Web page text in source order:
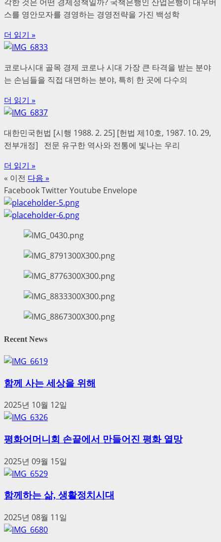
스를 영안모자를 경영하는 경영전략을 가진 백성학
더 읽기 »
코로나시대 골목 경제 코로나 시대 가장 큰 타격을 받는 분야
는 손님들을 직접 대면하는 분야, 특히 한 곳에 다수의
더 읽기 »
대한민국헌법 [시행 1988. 2. 25] [헌법 제10호, 1987. 10. 29,
전부개정] 전문 유구한 역사와 전통에 빛나는 우리
더 읽기 »
« 이전 다음 »
FacebookTwitterYoutube Envelope
Recent News
함께 사는 세상을 위해
2025년 10월 12일
평화어머니회 손끝에서 만들어진 평화 열망
2025년 09월 15일
함께하는 삶, 생활정치시대
2025년 08월 11일